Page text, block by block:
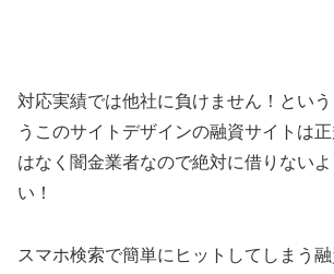
対応実績では他社に負けません！ という
うこのサイトデザインの融資サイトは
はなく闇金業者なので絶対に借りない
い！
スマホ検索で簡単にヒットしてしまう融